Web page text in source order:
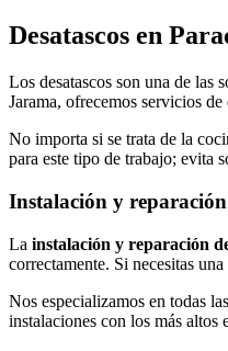
Desatascos en
Los desatascos son una de las
Jarama, ofrecemos servicios
No importa si se trata de la
para este tipo de trabajo; evita
Instalación y
La instalación y reparación
correctamente. Si necesitas
Nos especializamos en todas
instalaciones con los más altos